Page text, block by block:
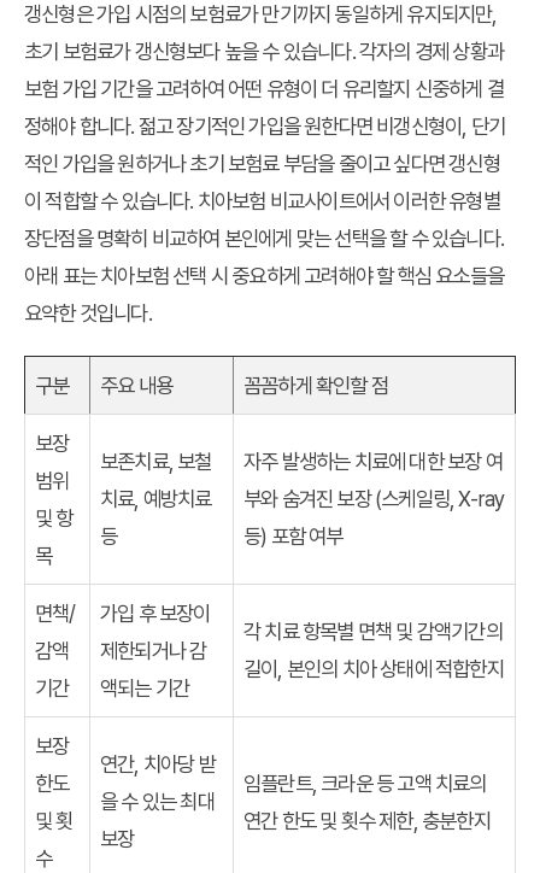
갱신형은 가입 시점의 보험료가 만기까지 동일하게 유지되지만,
초기 보험료가 갱신형보다 높을 수 있습니다. 각자의 경제 상황과
보험 가입 기간을 고려하여 어떤 유형이 더 유리할지 신중하게 결
정해야 합니다. 젊고 장기적인 가입을 원한다면 비갱신형이, 단기
적인 가입을 원하거나 초기 보험료 부담을 줄이고 싶다면 갱신형
이 적합할 수 있습니다. 치아보험 비교사이트에서 이러한 유형별
장단점을 명확히 비교하여 본인에게 맞는 선택을 할 수 있습니다.
아래 표는 치아보험 선택 시 중요하게 고려해야 할 핵심 요소들을
요약한 것입니다.
구분 주요 내용 꼼꼼하게 확인할 점
보장
범위
및 항
목
보존치료, 보철
치료, 예방치료
등
자주 발생하는 치료에 대한 보장 여
부와 숨겨진 보장 (스케일링, X-ray
등) 포함 여부
면책/
감액
기간
가입 후 보장이
제한되거나 감
액되는 기간
각 치료 항목별 면책 및 감액기간의
길이, 본인의 치아 상태에 적합한지
보장
한도
및 횟
수
연간, 치아당 받
을 수 있는 최대
보장
임플란트, 크라운 등 고액 치료의
연간 한도 및 횟수 제한, 충분한지